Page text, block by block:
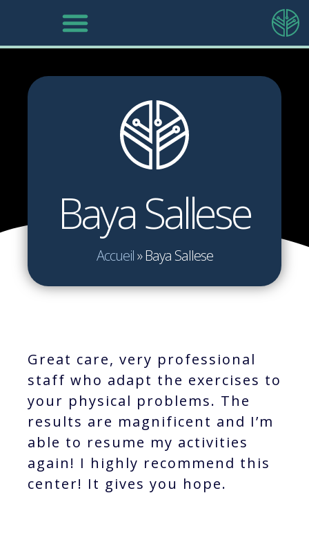
Baya Sallese
Accueil»Baya Sallese
Great care, very professional
staff who adapt the exercises to
your physical problems. The
results are magnificent and I’m
able to resume my activities
again! I highly recommend this
center! It gives you hope.